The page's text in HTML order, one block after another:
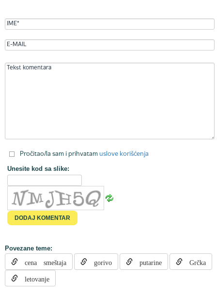
Pročitao/la sam i prihvatam uslove korišćenja
Unesite kod sa slike:
Povezane teme:
cena smeštaja gorivo putarine Grčka
letovanje